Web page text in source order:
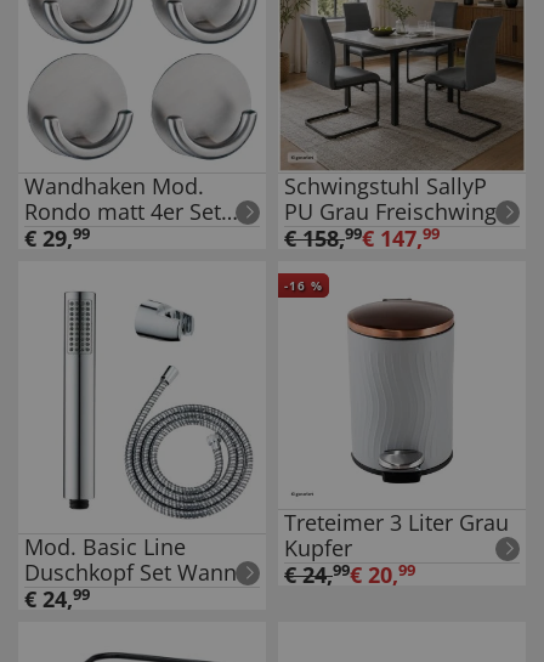
Wandhaken Mod.
Rondo matt 4er Set
Edelstahl,
€ 29,99
Schwingstuhl SallyP
PU Grau Freischwinger
Esszimmerstuhl
€158,99€ 147,99
Mod. Basic Line
Duschkopf Set Wanne,
3-teilig, klassische
€ 24,99
-16 %
Treteimer 3 Liter Grau
Kupfer
€24,99€ 20,99